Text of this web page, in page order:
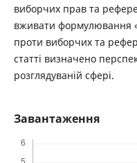
виборчих прав та
вживати формулювання
проти виборчих та
статті визначено
розглядуваній сфері.
Завантаження